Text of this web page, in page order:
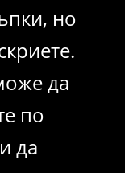
но
да
по
да